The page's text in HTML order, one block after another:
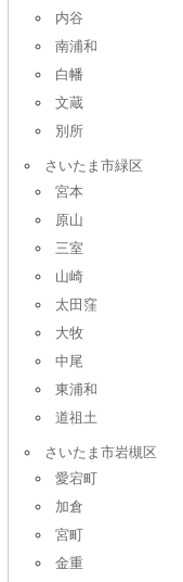
内谷
南浦和
白幡
文蔵
別所
さいたま市緑区
宮本
原山
三室
山崎
太田窪
大牧
中尾
東浦和
道祖土
さいたま市岩槻区
愛宕町
加倉
宮町
金重